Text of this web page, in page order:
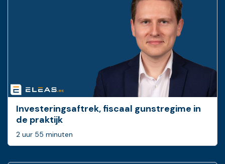
Investeringsaftrek, fiscaal gunstregime in
de praktijk
2 uur 55 minuten